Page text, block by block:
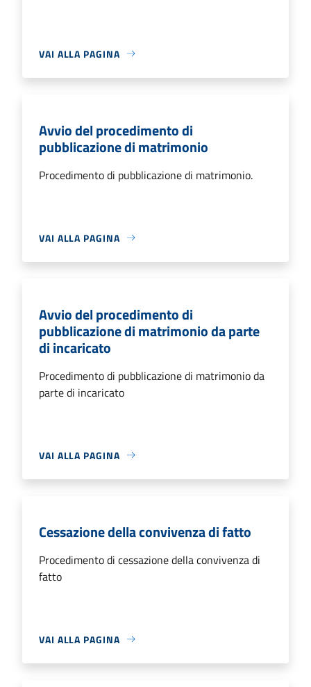
VAI ALLA PAGINA
Avvio del procedimento di
pubblicazione di matrimonio
Procedimento di pubblicazione di matrimonio.
VAI ALLA PAGINA
Avvio del procedimento di
pubblicazione di matrimonio da parte
di incaricato
Procedimento di pubblicazione di matrimonio da
parte di incaricato
VAI ALLA PAGINA
Cessazione della convivenza di fatto
Procedimento di cessazione della convivenza di
fatto
VAI ALLA PAGINA